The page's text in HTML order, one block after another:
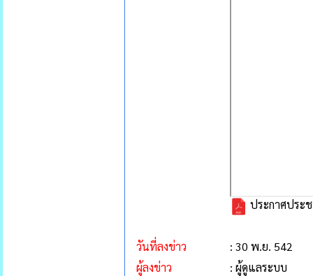
ประกาศประ
วันที่ลงข่าว
: 30 พ.ย. 542
ผู้ลงข่าว
: ผู้ดูแลระบบ